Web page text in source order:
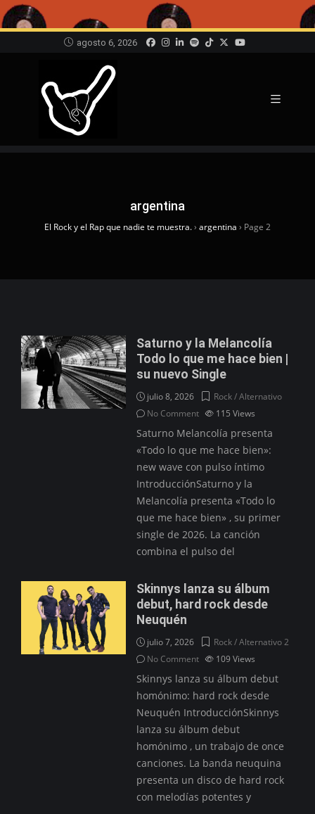
agosto 6, 2026
argentina
El Rock y el Rap que nadie te muestra.› argentina › Page 2
Saturno y la Melancolía
Todo lo que me hace bien |
su nuevo Single
julio 8, 2026
Rock / Alternativo
No Comment
115Views
Saturno Melancolía presenta
«Todo lo que me hace bien»:
new wave con pulso íntimo
IntroducciónSaturno y la
Melancolía presenta «Todo lo
que me hace bien» , su primer
single de 2026. La canción
combina el pulso del
Skinnys lanza su álbum
debut, hard rock desde
Neuquén
julio 7, 2026
Rock / Alternativo 2
No Comment
109Views
Skinnys lanza su álbum debut
homónimo: hard rock desde
Neuquén IntroducciónSkinnys
lanza su álbum debut
homónimo , un trabajo de once
canciones. La banda neuquina
presenta un disco de hard rock
con melodías potentes y